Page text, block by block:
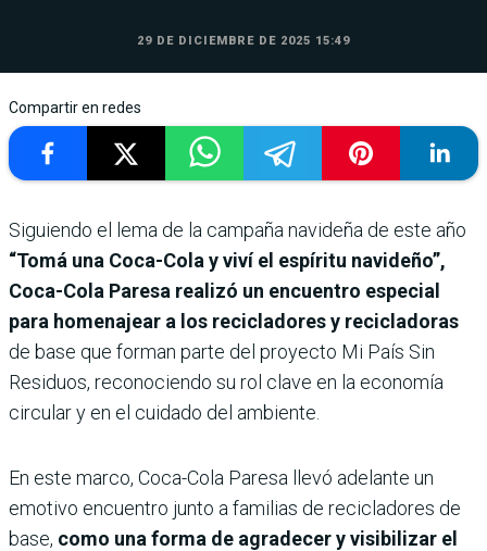
29 DE DICIEMBRE DE 2025 15:49
Compartir en redes
Siguiendo el lema de la campaña navideña de este año
“Tomá una Coca-Cola y viví el espíritu navideño”,
Coca-Cola Paresa realizó un encuentro especial
para homenajear a los recicladores y recicladoras
de base que forman parte del proyecto Mi País Sin
Residuos, reconociendo su rol clave en la economía
circular y en el cuidado del ambiente.
En este marco, Coca-Cola Paresa llevó adelante un
emotivo encuentro junto a familias de recicladores de
base, como una forma de agradecer y visibilizar el